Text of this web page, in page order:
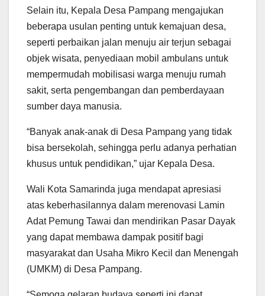
Selain itu, Kepala Desa Pampang mengajukan
beberapa usulan penting untuk kemajuan desa,
seperti perbaikan jalan menuju air terjun sebagai
objek wisata, penyediaan mobil ambulans untuk
mempermudah mobilisasi warga menuju rumah
sakit, serta pengembangan dan pemberdayaan
sumber daya manusia.
“Banyak anak-anak di Desa Pampang yang tidak
bisa bersekolah, sehingga perlu adanya perhatian
khusus untuk pendidikan,” ujar Kepala Desa.
Wali Kota Samarinda juga mendapat apresiasi
atas keberhasilannya dalam merenovasi Lamin
Adat Pemung Tawai dan mendirikan Pasar Dayak
yang dapat membawa dampak positif bagi
masyarakat dan Usaha Mikro Kecil dan Menengah
(UMKM) di Desa Pampang.